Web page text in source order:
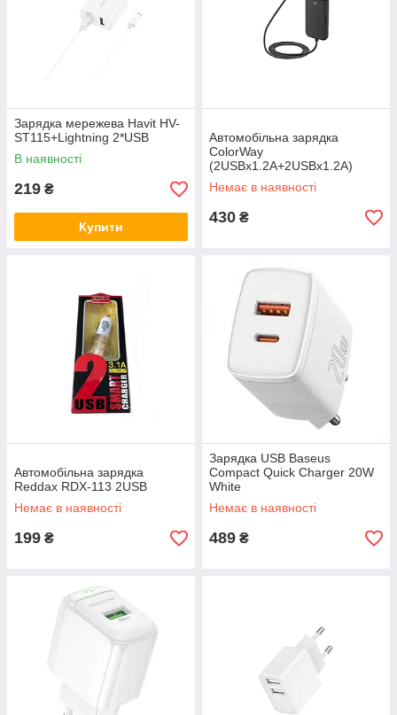
Зарядка мережева Havit HV-
ST115+Lightning 2*USB
В наявності
219 ₴
Купити
Автомобільна зарядка
ColorWay
(2USBх1.2A+2USBx1.2A)
Black (CW-CHA005-BK) +
кабель
Немає в наявності
430 ₴
Автомобільна зарядка
Reddax RDX-113 2USB
Немає в наявності
199 ₴
Зарядка USB Baseus
Compact Quick Charger 20W
White
Немає в наявності
489 ₴